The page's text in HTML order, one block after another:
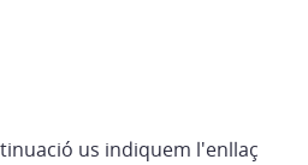
us indiquem l'enllaç